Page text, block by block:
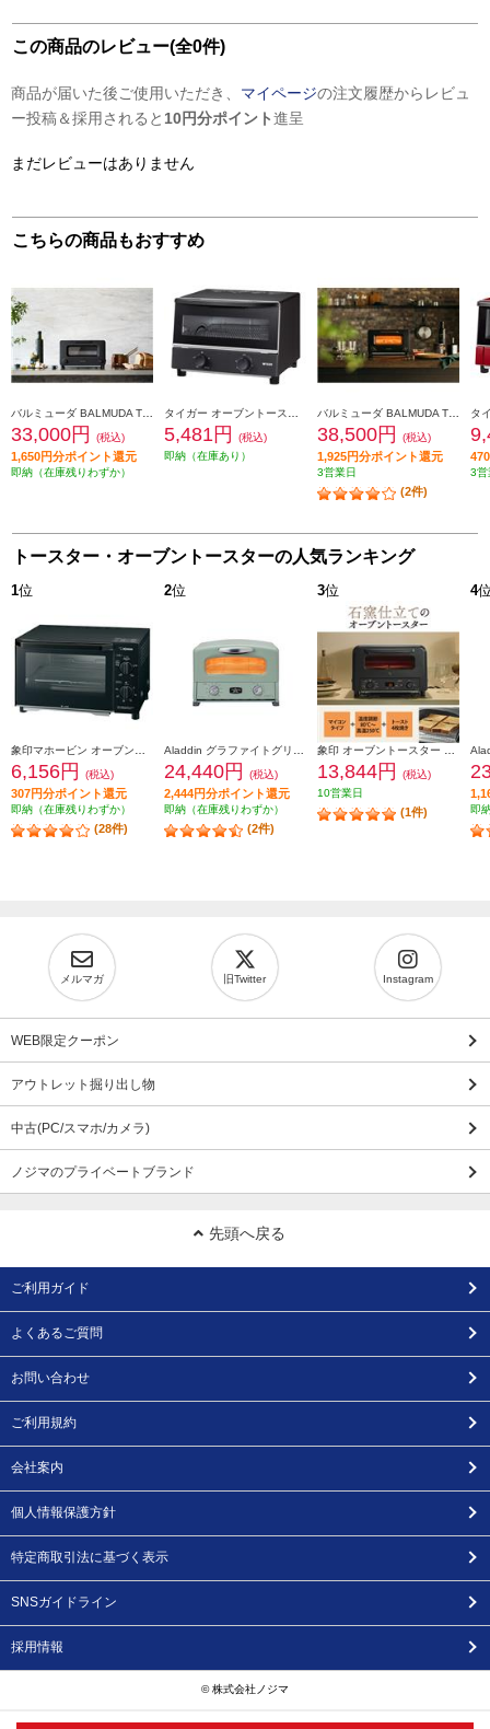
この商品のレビュー(全0件)
商品が届いた後ご使用いただき、 マイページの注文履歴からレビュ
ー投稿＆採用されると 10円分ポイント進呈
まだレビューはありません
こちらの商品もおすすめ
33,000円 (税込)
1,650円分ポイント還元
即納（在庫残りわずか）
5,481円
(税込)
即納（在庫あり）
38,500円 (税込)
1,925円分ポイント還元
3営業日
(2件)
3営
トースター・オーブントースターの人気ランキング
1位
6,156円 (税込)
307円分ポイント還元
即納（在庫残りわずか）
(28件)
2位
24,440円 (税込)
2,444円分ポイント還元
即納（在庫残りわずか）
(2件)
3位
13,844円
(税込)
10営業日
(1件)
4
即
メルマガ 旧Twitter Instagram
WEB限定クーポン
アウトレット掘り出し物
中古(PC/スマホ/カメラ)
ノジマのプライベートブランド
先頭へ戻る
ご利用ガイド
よくあるご質問
お問い合わせ
ご利用規約
会社案内
個人情報保護方針
特定商取引法に基づく表示
SNSガイドライン
採用情報
© 株式会社ノジマ